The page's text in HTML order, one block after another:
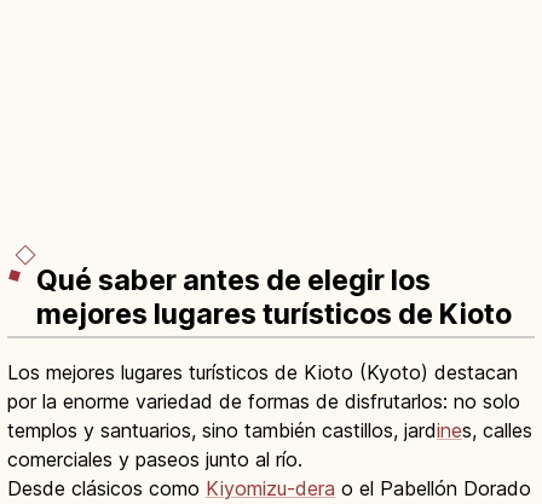
Qué saber antes de elegir los
mejores lugares turísticos de Kioto
Los mejores lugares turísticos de Kioto (Kyoto) destacan
por la enorme variedad de formas de disfrutarlos: no solo
templos y santuarios, sino también castillos, jardines, calles
comerciales y paseos junto al río.
Desde clásicos como Kiyomizu-dera o el Pabellón Dorado